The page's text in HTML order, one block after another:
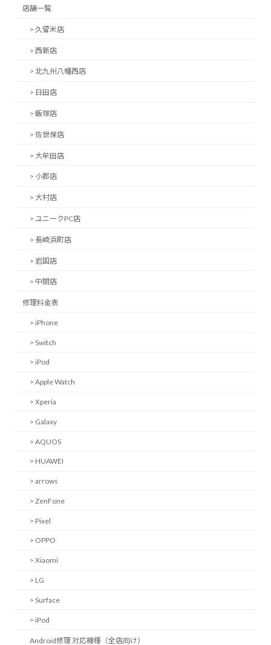
a店舗一覧
> 久留米店
> 西新店
> 北九州八幡西店
> 日田店
> 飯塚店
> 佐世保店
> 大牟田店
> 小郡店
> 大村店
> ユニークPC店
> 長崎浜町店
> 岩国店
> 中間店
修理料金表
> iPhone
> Switch
> iPod
> Apple Watch
> Xperia
> Galaxy
> AQUOS
> HUAWEI
> arrows
> ZenFone
> Pixel
> OPPO
> Xiaomi
> LG
> Surface
> iPod
Android修理 対応機種（全店向け）